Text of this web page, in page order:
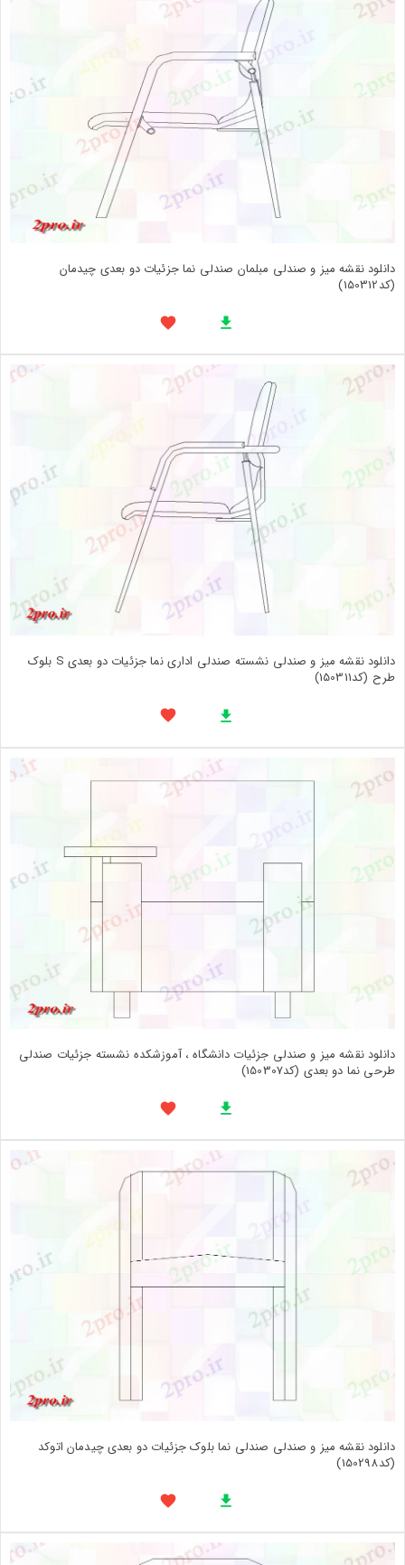
دانلود نقشه میز و صندلی مبلمان صندلی نما جزئیات دو بعدی چیدمان
(کد150312)
دانلود نقشه میز و صندلی نشسته صندلی اداری نما جزئیات دو بعدی S بلوک
طرح (کد150311)
دانلود نقشه میز و صندلی جزئیات دانشگاه ، آموزشکده نشسته جزئیات صندلی
طرحی نما دو بعدی (کد150307)
دانلود نقشه میز و صندلی صندلی نما بلوک جزئیات دو بعدی چیدمان اتوکد
(کد150298)